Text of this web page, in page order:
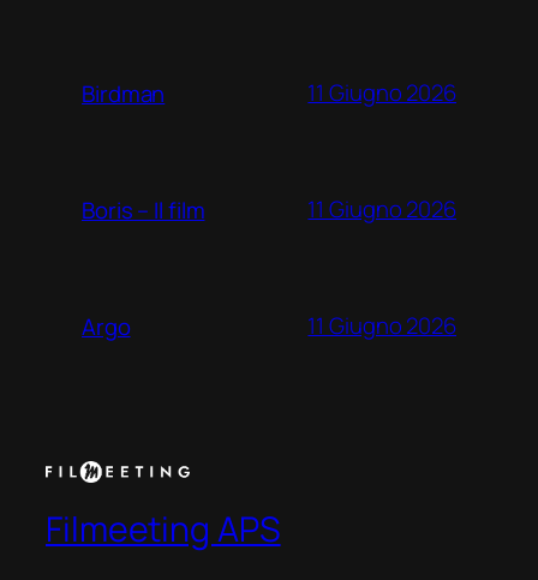
Birdman 11 Giugno 2026
Boris – Il film 11 Giugno 2026
Argo 11 Giugno 2026
Filmeeting APS